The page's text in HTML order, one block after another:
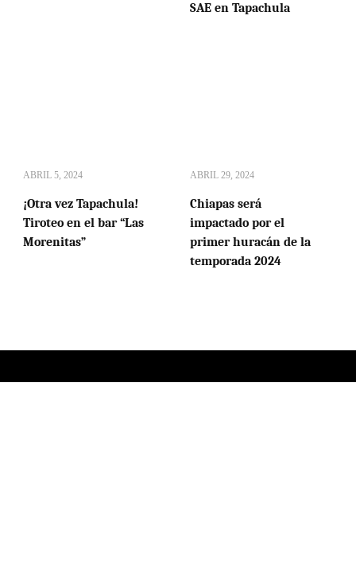
SAE en Tapachula
ABRIL 5, 2024
¡Otra vez Tapachula!
Tiroteo en el bar “Las
Morenitas”
ABRIL 29, 2024
Chiapas será
impactado por el
primer huracán de la
temporada 2024